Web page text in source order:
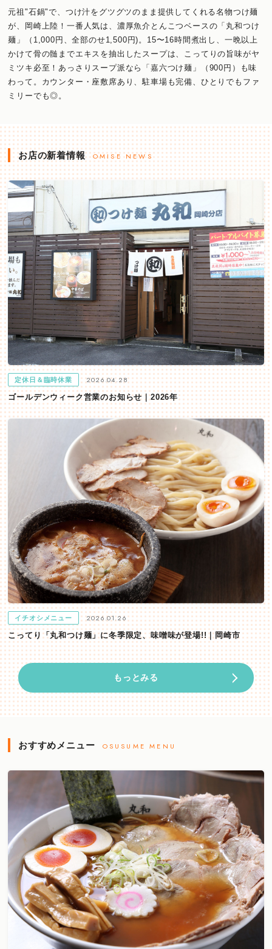
元祖"石鍋"で、つけ汁をグツグツのまま提供してくれる名物つけ麺
が、岡崎上陸！一番人気は、濃厚魚介とんこつベースの「丸和つけ
麺」（1,000円、全部のせ1,500円)。15〜16時間煮出し、一晩以上
かけて骨の髄までエキスを抽出したスープは、こってりの旨味がヤ
ミツキ必至！あっさりスープ派なら「嘉六つけ麺」（900円）も味
わって。カウンター・座敷席あり、駐車場も完備、ひとりでもファ
ミリーでも◎。
お店の新着情報 OMISE NEWS
定休日＆臨時休業 2026.04.28
ゴールデンウィーク営業のお知らせ｜2026年
イチオシメニュー 2026.01.26
こってり「丸和つけ麺」に冬季限定、味噌味が登場!!｜岡崎市
もっとみる
おすすめメニュー OSUSUME MENU